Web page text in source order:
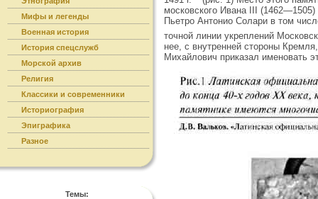
Мифы и легенды
Военная история
История спецслужб
Морской архив
Религия
Классики и современники
Историография
Эпиграфика
Разное
Темы:
московского Ивана III
Пьетро Антонио Солари в том
точной линии укреплений
нее, с вну­тренней стороны
Михайлович приказал именовать